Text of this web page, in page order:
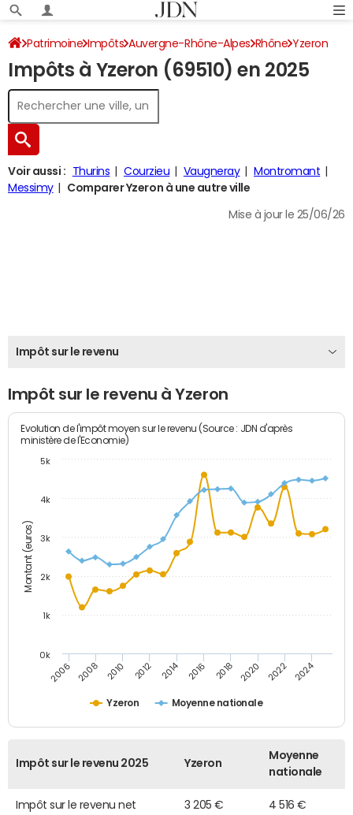
Patrimoine Impôts Auvergne-Rhône-Alpes Rhône Yzeron
Impôt sur le revenu
Impôts à Yzeron (69510) en 2025
Voir aussi : Thurins Courzieu Vaugneray
Montromant
Messimy
Comparer Yzeron à une autre ville
Mise à jour le 25/06/26
Impôt sur le revenu
Impôt sur le revenu à Yzeron
Montant (euros)
Evolution de l'impôt moyen sur le revenu (Source : JDN d'après
ministère de l'Economie)
Yzeron Moyenne nationale
2006 2008 2010 2012 2014 2016 2018 2020 2022 2024
0k
1k
2k
3k
4k
5k
Impôt sur le revenu 2025 Yzeron
Moyenne
nationale
Impôt sur le revenu net
3 205 € 4 516 €